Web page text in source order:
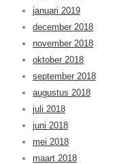
januari 2019
december 2018
november 2018
oktober 2018
september 2018
augustus 2018
juli 2018
juni 2018
mei 2018
maart 2018